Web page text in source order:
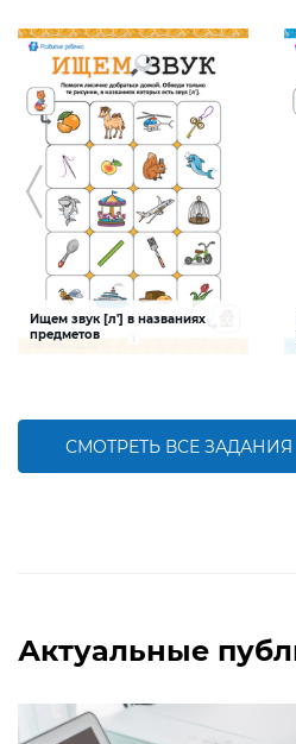
Ищем звук [л'] в названиях
предметов
СМОТРЕТЬ ВСЕ ЗАДАНИЯ
Актуальные